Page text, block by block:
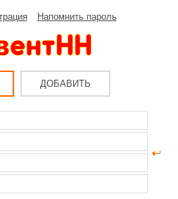
Напомнить пароль
ДОБАВИТЬ